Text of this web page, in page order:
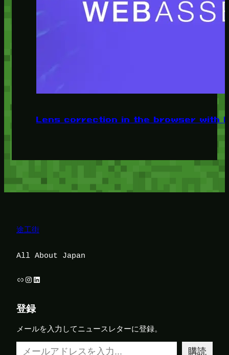
Lens correction in the browser with
途工街
All About Japan
リンク Instagram LinkedIn
登録
メールを入力してニュースレターに登録。
メールアドレスを入力…
購読